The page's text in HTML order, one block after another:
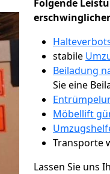
Folgende
stabile
Beiladung
Sie eine
Möbellift
Transporte
Lassen Sie uns